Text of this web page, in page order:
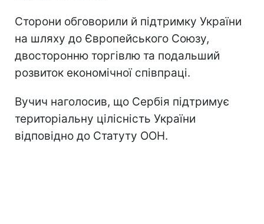
Сторони обговорили й підтримку України
на шляху до Європейського Союзу,
двосторонню торгівлю та подальший
розвиток економічної співпраці.
Вучич наголосив, що Сербія підтримує
територіальну цілісність України
відповідно до Статуту ООН.